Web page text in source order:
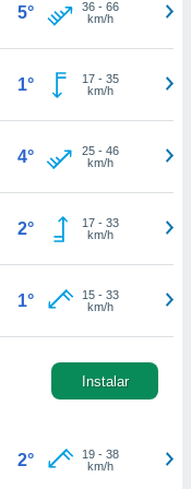
5° 36- 66
km/h
1° 17- 35
km/h
4° 25- 46
km/h
2° 17- 33
km/h
1° 15- 33
km/h
Instalar
2° 19- 38
km/h